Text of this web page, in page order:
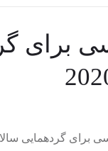
برای